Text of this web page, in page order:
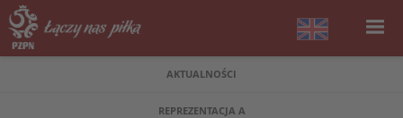
AKTUALNOŚCI
REPREZENTACJA A